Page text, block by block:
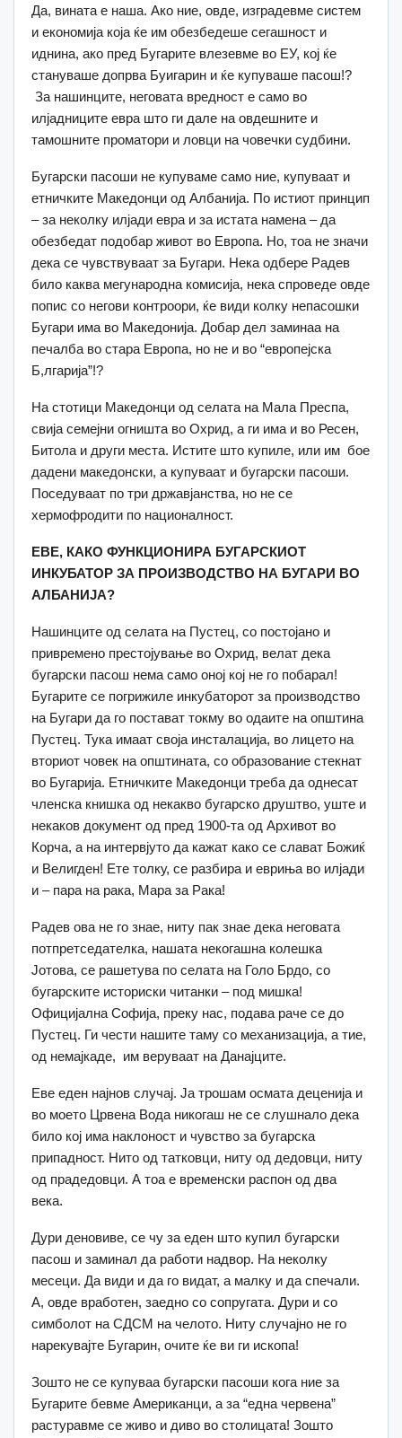
Да, вината е наша. Ако ние, овде, изградевме систем
и економија која ќе им обезбедеше сегашност и
иднина, ако пред Бугарите влезевме во ЕУ, кој ќе
стануваше допрва Буигарин и ќе купуваше пасош!?
За нашинците, неговата вредност е само во
илјадниците евра што ги дале на овдешните и
тамошните проматори и ловци на човечки судбини.
Бугарски пасоши не купуваме само ние, купуваат и
етничките Македонци од Албанија. По истиот принцип
– за неколку илјади евра и за истата намена – да
обезбедат подобар живот во Европа. Но, тоа не значи
дека се чувствуваат за Бугари. Нека одбере Радев
било каква мегународна комисија, нека спроведе овде
попис со негови контроори, ќе види колку непасошки
Бугари има во Македонија. Добар дел заминаа на
печалба во стара Европа, но не и во “европејска
Б,лгарија”!?
Нa стотици Македонци од селата на Мала Преспа,
свија семејни огништа во Охрид, а ги има и во Ресен,
Битола и други места. Истите што купиле, или им бое
дадени македонски, а купуваат и бугарски пасоши.
Поседуваат по три државјанства, но не се
хермофродити по националност.
ЕВЕ, КАКО ФУНКЦИОНИРА БУГАРСКИОТ
ИНКУБАТОР ЗА ПРОИЗВОДСТВО НА БУГАРИ ВО
АЛБАНИЈА?
Нашинците од селата на Пустец, со постојано и
привремено престојување во Охрид, велат дека
бугарски пасош нема само оној кој не го побарал!
Бугарите се погрижиле инкубаторот за производство
на Бугари да го постават токму во одаите на општина
Пустец. Тука имаат своја инсталација, во лицето на
вториот човек на општината, со образование стекнат
во Бугарија. Етничките Македонци треба да однесат
членска книшка од некакво бугарско друштво, уште и
некаков документ од пред 1900-та од Архивот во
Корча, а на интервјуто да кажат како се слават Божиќ
и Велигден! Ете толку, се разбира и евриња во илјади
и – пара на рака, Мара за Рака!
Радев ова не го знае, ниту пак знае дека неговата
потпретседателка, нашата некогашна колешка
Јотова, се рашетува по селата на Голо Брдо, со
бугарските историски читанки – под мишка!
Официјална Софија, преку нас, подава раче се до
Пустец. Ги чести нашите таму со механизација, а тие,
од немајкаде, им веруваат на Данајците.
Еве еден најнов случај. Ја трошам осмата деценија и
во моето Црвена Вода никогаш не се слушнало дека
било кој има наклоност и чувство за бугарска
припадност. Нито од татковци, ниту од дедовци, ниту
од прадедовци. А тоа е временски распон од два
века.
Дури деновиве, се чу за еден што купил бугарски
пасош и заминал да работи надвор. На неколку
месеци. Да види и да го видат, а малку и да спечали.
А, овде вработен, заедно со сопругата. Дури и со
симболот на СДСМ на челото. Ниту случајно не го
нарекувајте Бугарин, очите ќе ви ги ископа!
Зошто не се купуваа бугарски пасоши кога ние за
Бугарите бевме Американци, а за “една червена”
растуравме се живо и диво во столицата! Зошто